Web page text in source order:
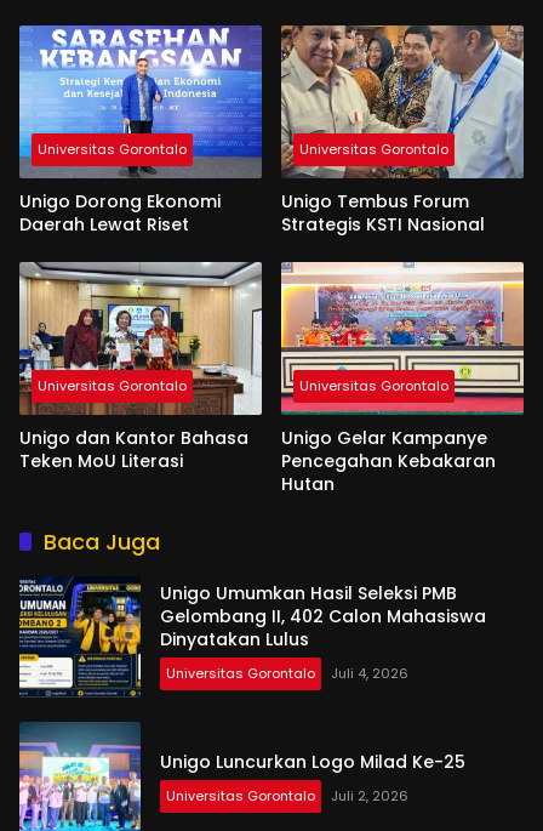
Universitas Gorontalo
Unigo Dorong Ekonomi
Daerah Lewat Riset
Universitas Gorontalo
Unigo Tembus Forum
Strategis KSTI Nasional
Universitas Gorontalo
Unigo dan Kantor Bahasa
Teken MoU Literasi
Universitas Gorontalo
Unigo Gelar Kampanye
Pencegahan Kebakaran
Hutan
Baca Juga
Unigo Umumkan Hasil Seleksi PMB
Gelombang II, 402 Calon Mahasiswa
Dinyatakan Lulus
Universitas Gorontalo Juli 4, 2026
Unigo Luncurkan Logo Milad Ke-25
Universitas Gorontalo Juli 2, 2026